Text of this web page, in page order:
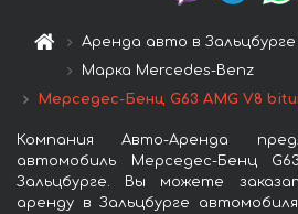
Аренда авто в Зальцбурге
Марка Mercedes-Benz
Мерседес-Бенц G63 AMG V8
Компания Авто-Аренда
автомобиль Мерседес-Бенц
Зальцбурге. Вы можете
аренду в Зальцбурге